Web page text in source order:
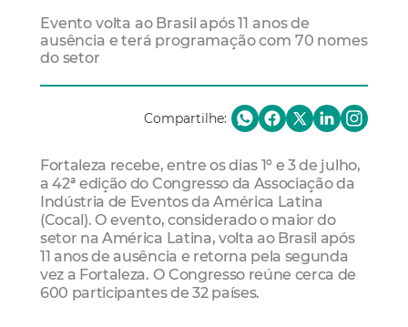
Evento volta ao Brasil após 11 anos de
ausência e terá programação com 70 nomes
do setor
Compartilhe:
Fortaleza recebe, entre os dias 1º e 3 de julho,
a 42ª edição do Congresso da Associação da
Indústria de Eventos da América Latina
(Cocal). O evento, considerado o maior do
setor na América Latina, volta ao Brasil após
11 anos de ausência e retorna pela segunda
vez a Fortaleza. O Congresso reúne cerca de
600 participantes de 32 países.